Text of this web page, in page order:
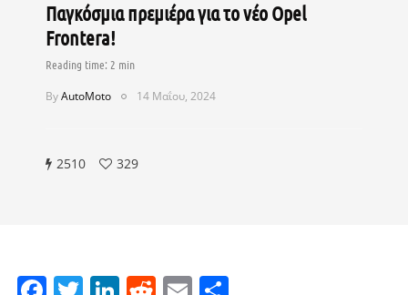
Παγκόσμια πρεμιέρα για το νέο Opel
Frontera!
ByAutoMoto 14 Μαΐου, 2024
2510 329